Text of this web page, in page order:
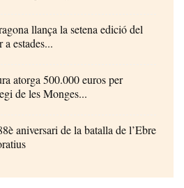
llança la setena edició del
estades...
atorga 500.000 euros per
de les Monges...
aniversari de la batalla de l’Ebre